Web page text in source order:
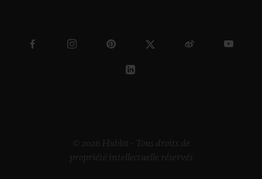
© 2026 Hublot - Tous droits de
propriété intellectuelle réservés